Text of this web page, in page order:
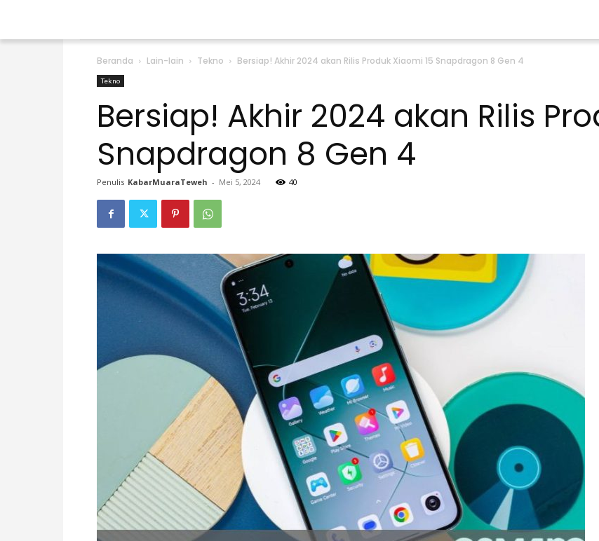
Beranda Lain-lain Tekno Bersiap! Akhir 2024 akan Rilis Produk Xiaomi 15 Snapdragon 8 Gen 4
Tekno
Bersiap! Akhir 2024 akan Rilis
Snapdragon 8 Gen 4
Penulis KabarMuaraTeweh - Mei 5, 2024 40